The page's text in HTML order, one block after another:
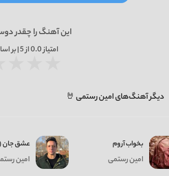
این آهنگ را چقدر
امتیاز0.0از 5 | بر اساس
دیگر آهنگ‌های امین رستمی 🤘
بخواب آروم
امین رستمی
عشق جان
امین